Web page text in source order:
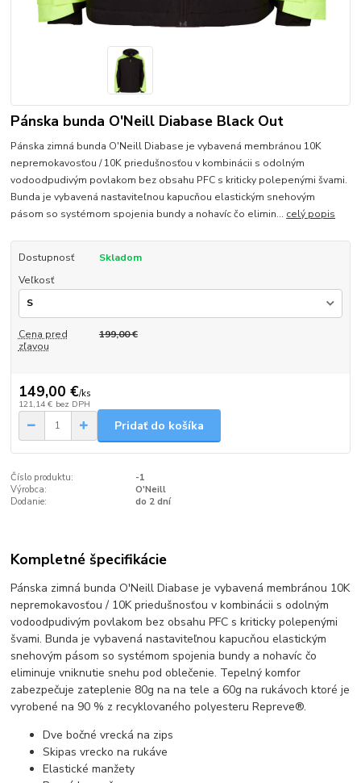
Pánska bunda O'Neill Diabase Black Out
Pánska zimná bunda O'Neill Diabase je vybavená membránou 10K
nepremokavosťou / 10K priedušnosťou v kombinácii s odolným
vodoodpudivým povlakom bez obsahu PFC s kriticky polepenými švami.
Bunda je vybavená nastaviteľnou kapucňou elastickým snehovým
pásom so systémom spojenia bundy a nohavíc čo elimin... celý popis
Dostupnosť
Skladom
Veľkosť
Cena pred
zľavou
199,00 €
149,00 €/ks
121,14 € bez DPH
Pridať do košíka
Číslo produktu:
-1
Výrobca:
O'Neill
Dodanie:
do 2 dní
Kompletné špecifikácie
Pánska zimná bunda O'Neill Diabase je vybavená membránou 10K
nepremokavosťou / 10K priedušnosťou v kombinácii s odolným
vodoodpudivým povlakom bez obsahu PFC s kriticky polepenými
švami. Bunda je vybavená nastaviteľnou kapucňou elastickým
snehovým pásom so systémom spojenia bundy a nohavíc čo
eliminuje vniknutie snehu pod oblečenie. Tepelný komfor
zabezpečuje zateplenie 80g na na tele a 60g na rukávoch ktoré je
vyrobené na 90 % z recyklovaného polyesteru Repreve®.
Dve bočné vrecká na zips
Skipas vrecko na rukáve
Elastické manžety